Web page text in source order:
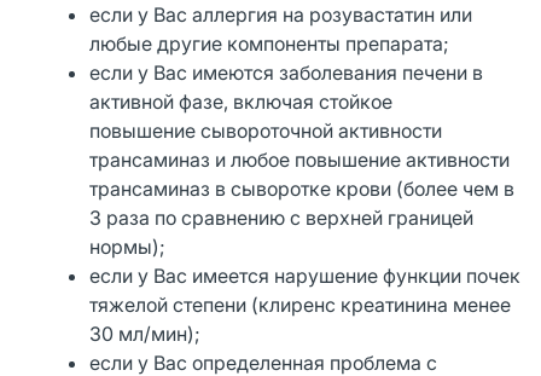
если у Вас аллергия на розувастатин или
любые другие компоненты препарата;
если у Вас имеются заболевания печени в
активной фазе, включая стойкое
повышение сывороточной активности
трансаминаз и любое повышение активности
трансаминаз в сыворотке крови (более чем в
3 раза по сравнению с верхней границей
нормы);
если у Вас имеется нарушение функции почек
тяжелой степени (клиренс креатинина менее
30 мл/мин);
если у Вас определенная проблема с